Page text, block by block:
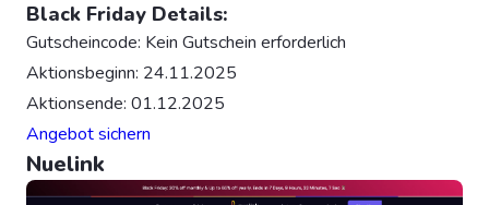
Black Friday Details:
Gutscheincode: Kein Gutschein erforderlich
Aktionsbeginn: 24.11.2025
Aktionsende: 01.12.2025
Angebot sichern
Nuelink